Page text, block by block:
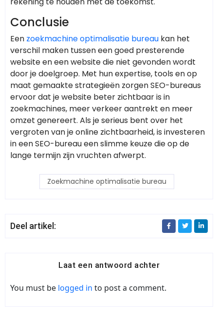
Conclusie
Een zoekmachine optimalisatie bureau kan het
verschil maken tussen een goed presterende
website en een website die niet gevonden wordt
door je doelgroep. Met hun expertise, tools en op
maat gemaakte strategieën zorgen SEO-bureaus
ervoor dat je website beter zichtbaar is in
zoekmachines, meer verkeer aantrekt en meer
omzet genereert. Als je serieus bent over het
vergroten van je online zichtbaarheid, is investeren
in een SEO-bureau een slimme keuze die op de
lange termijn zijn vruchten afwerpt.
Zoekmachine optimalisatie bureau
Deel artikel:
Laat een antwoord achter
You must be logged in to post a comment.